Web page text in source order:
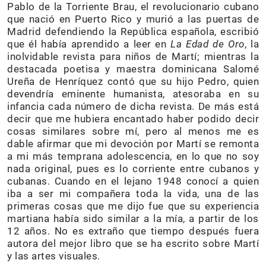
Pablo de la Torriente Brau, el revolucionario cubano
que nació en Puerto Rico y murió a las puertas de
Madrid defendiendo la República española, escribió
que él había aprendido a leer enLa Edad de Oro, la
inolvidable revista para niños de Martí; mientras la
destacada poetisa y maestra dominicana Salomé
Ureña de Henríquez contó que su hijo Pedro, quien
devendría eminente humanista, atesoraba en su
infancia cada número de dicha revista. De más está
decir que me hubiera encantado haber podido decir
cosas similares sobre mí, pero al menos me es
dable afirmar que mi devoción por Martí se remonta
a mi más temprana adolescencia, en lo que no soy
nada original, pues es lo corriente entre cubanos y
cubanas. Cuando en el lejano 1948 conocí a quien
iba a ser mi compañera toda la vida, una de las
primeras cosas que me dijo fue que su experiencia
martiana había sido similar a la mía, a partir de los
12 años. No es extraño que tiempo después fuera
autora del mejor libro que se ha escrito sobre Martí
y las artes visuales.